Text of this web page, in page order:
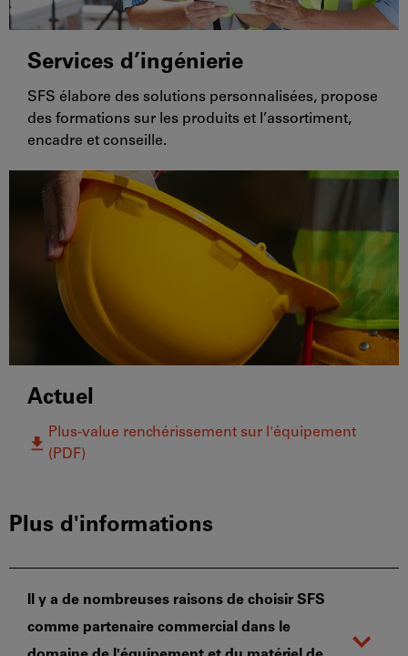
Services d’ingénierie
SFS élabore des solutions personnalisées, propose
des formations sur les produits et l’assortiment,
encadre et conseille.
Actuel
Plus-value renchérissement sur l'équipement
(PDF)
Plus d'informations
Il y a de nombreuses raisons de choisir SFS
comme partenaire commercial dans le